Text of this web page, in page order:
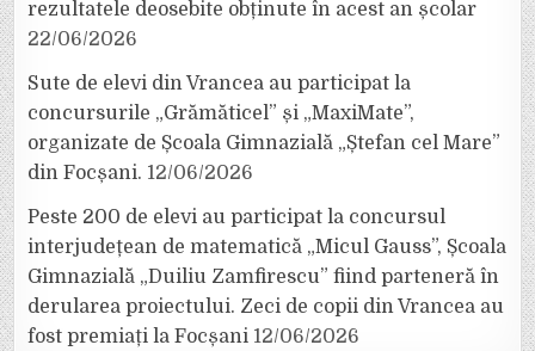
rezultatele deosebite obținute în acest an școlar
22/06/2026
Sute de elevi din Vrancea au participat la
concursurile „Grămăticel” și „MaxiMate”,
organizate de Școala Gimnazială „Ștefan cel Mare”
din Focșani. 12/06/2026
Peste 200 de elevi au participat la concursul
interjudețean de matematică „Micul Gauss”, Școala
Gimnazială „Duiliu Zamfirescu” fiind parteneră în
derularea proiectului. Zeci de copii din Vrancea au
fost premiați la Focșani 12/06/2026